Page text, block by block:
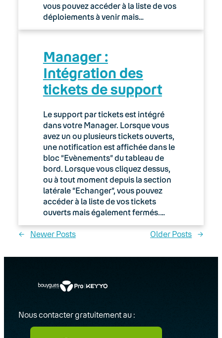
vous pouvez accéder à la liste de vos
déploiements à venir mais…
Manager :
Intégration des
tickets de support
Le support par tickets est intégré
dans votre Manager. Lorsque vous
avez un ou plusieurs tickets ouverts,
une notification est affichée dans le
bloc “Evènements” du tableau de
bord. Lorsque vous cliquez dessus,
ou à tout moment depuis la section
latérale “Echanger”, vous pouvez
accéder à la liste de vos tickets
ouverts mais également fermés.…
← Newer Posts Older Posts →
Nous contacter gratuitement au :